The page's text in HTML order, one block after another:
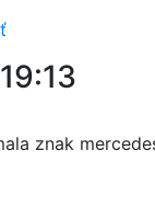
znak